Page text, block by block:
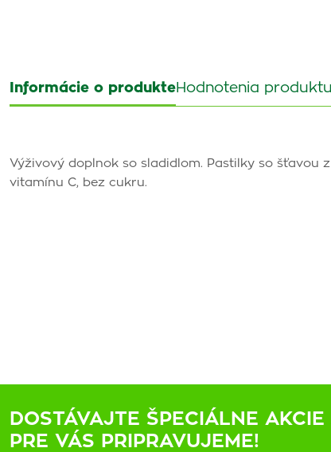
Informácie o produkteHodnotenia produktu
Výživový doplnok so sladidlom. Pastilky so šťavou
vitamínu C, bez cukru.
DOSTÁVAJTE ŠPECIÁLNE
PRE VÁS PRIPRAVUJEME!